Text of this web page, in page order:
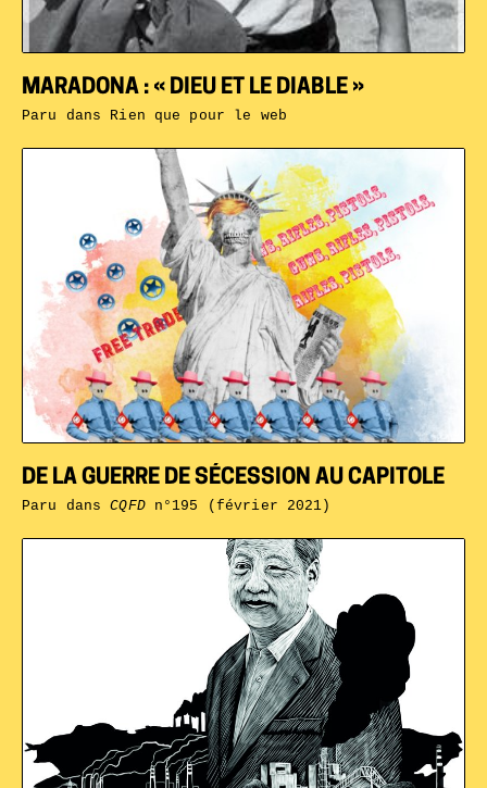
DE LA GUERRE DE SÉCESSION AU CAPITOLE
Paru dansCQFDn°195 (février 2021)
MARADONA : « DIEU ET LE DIABLE »
Paru dans Rien que pour le web